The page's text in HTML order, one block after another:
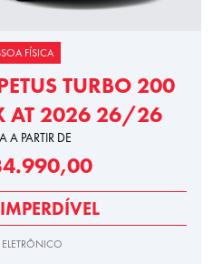
FÍSICA
TURBO 200
AT 2026 26/26
A PARTIR DE